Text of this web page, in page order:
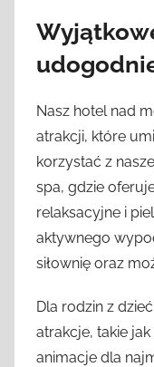
Nasz hotel nad
atrakcji, które
korzystać z
spa, gdzie
relaksacyjne i
aktywnego
siłownię oraz
Dla rodzin z
atrakcje, takie
animacje dla